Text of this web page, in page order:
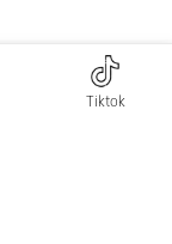
Tiktok